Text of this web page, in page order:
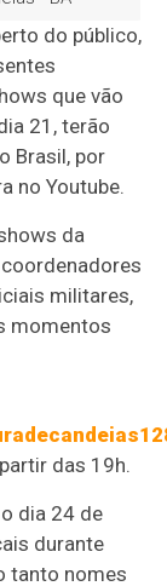
do público,
que vão
21, terão
Brasil, por
no Youtube.
da
militares,
momentos
das 19h.
dia 24 de
durante
tanto nomes